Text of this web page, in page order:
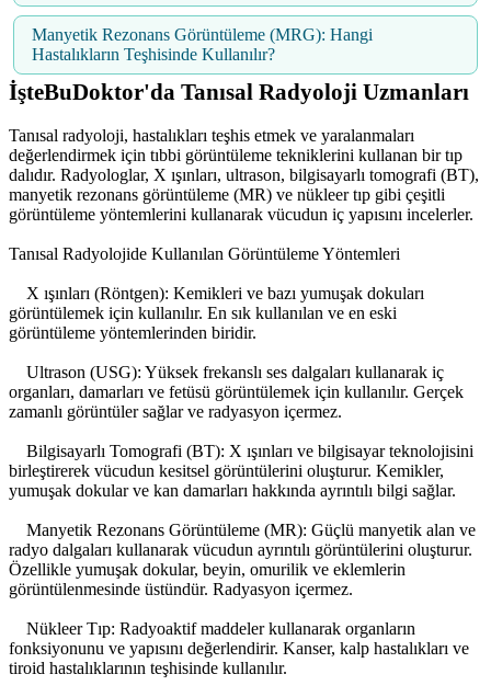
Manyetik Rezonans Görüntüleme (MRG): Hangi
Hastalıkların Teşhisinde Kullanılır?
İşteBuDoktor'da Tanısal Radyoloji Uzmanları
Tanısal radyoloji, hastalıkları teşhis etmek ve yaralanmaları
değerlendirmek için tıbbi görüntüleme tekniklerini kullanan bir tıp
dalıdır. Radyologlar, X ışınları, ultrason, bilgisayarlı tomografi (BT),
manyetik rezonans görüntüleme (MR) ve nükleer tıp gibi çeşitli
görüntüleme yöntemlerini kullanarak vücudun iç yapısını incelerler.
Tanısal Radyolojide Kullanılan Görüntüleme Yöntemleri
X ışınları (Röntgen): Kemikleri ve bazı yumuşak dokuları
görüntülemek için kullanılır. En sık kullanılan ve en eski
görüntüleme yöntemlerinden biridir.
Ultrason (USG): Yüksek frekanslı ses dalgaları kullanarak iç
organları, damarları ve fetüsü görüntülemek için kullanılır. Gerçek
zamanlı görüntüler sağlar ve radyasyon içermez.
Bilgisayarlı Tomografi (BT): X ışınları ve bilgisayar teknolojisini
birleştirerek vücudun kesitsel görüntülerini oluşturur. Kemikler,
yumuşak dokular ve kan damarları hakkında ayrıntılı bilgi sağlar.
Manyetik Rezonans Görüntüleme (MR): Güçlü manyetik alan ve
radyo dalgaları kullanarak vücudun ayrıntılı görüntülerini oluşturur.
Özellikle yumuşak dokular, beyin, omurilik ve eklemlerin
görüntülenmesinde üstündür. Radyasyon içermez.
Nükleer Tıp: Radyoaktif maddeler kullanarak organların
fonksiyonunu ve yapısını değerlendirir. Kanser, kalp hastalıkları ve
tiroid hastalıklarının teşhisinde kullanılır.